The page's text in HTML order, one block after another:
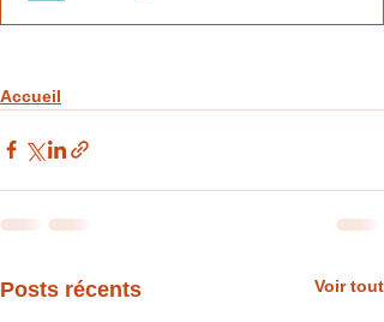
Accueil
Posts récents Voir tout